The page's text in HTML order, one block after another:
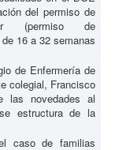
del permiso de
(permiso de
16 a 32 semanas
de Enfermería de
colegial, Francisco
las novedades al
estructura de la
caso de familias